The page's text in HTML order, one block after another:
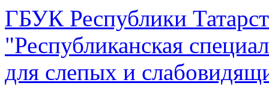
ГБУК Республики
"Республиканская
для слепых и